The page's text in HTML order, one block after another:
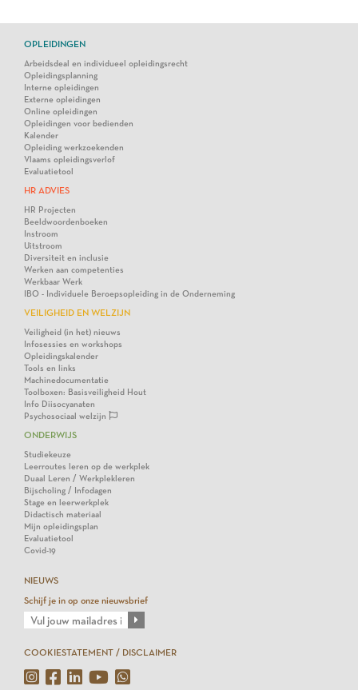
OPLEIDINGEN
Arbeidsdeal en individueel opleidingsrecht
Opleidingsplanning
Interne opleidingen
Externe opleidingen
Online opleidingen
Opleidingen voor bedienden
Kalender
Opleiding werkzoekenden
Vlaams opleidingsverlof
Evaluatietool
HR ADVIES
HR Projecten
Beeldwoordenboeken
Instroom
Uitstroom
Diversiteit en inclusie
Werken aan competenties
Werkbaar Werk
IBO - Individuele Beroepsopleiding in de Onderneming
VEILIGHEID EN WELZIJN
Veiligheid (in het) nieuws
Infosessies en workshops
Opleidingskalender
Tools en links
Machinedocumentatie
Toolboxen: Basisveiligheid Hout
Info Diisocyanaten
Psychosociaal welzijn
ONDERWIJS
Studiekeuze
Leerroutes leren op de werkplek
Duaal Leren / Werkplekleren
Bijscholing / Infodagen
Stage en leerwerkplek
Didactisch materiaal
Mijn opleidingsplan
Evaluatietool
Covid-19
NIEUWS
Schijf je in op onze nieuwsbrief
COOKIESTATEMENT / DISCLAIMER